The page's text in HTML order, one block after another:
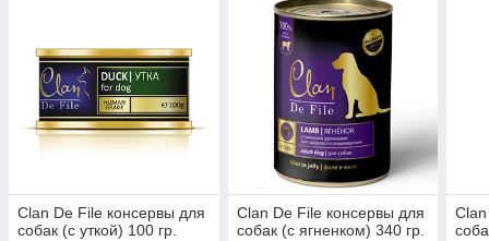
Clan De File консервы для
собак (с уткой) 100 гр.
Clan De File консервы для
собак (с ягненком) 340 гр.